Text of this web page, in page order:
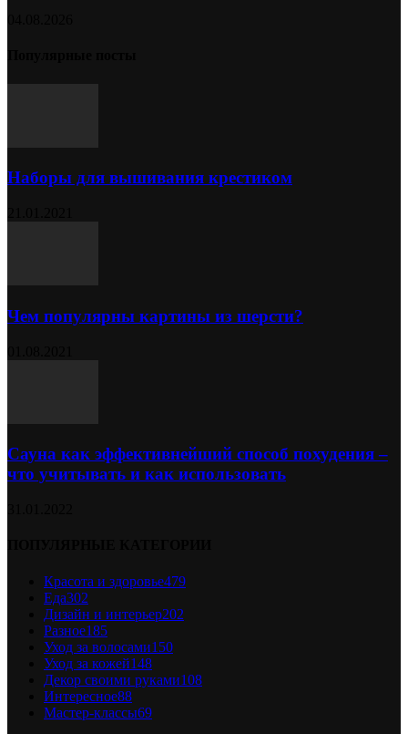
Наборы для вышивания крестиком
Чем популярны картины из шерсти?
Сауна как эффективнейший способ похудения –
что учитывать и как использовать
Красота и здоровье479
Еда302
Дизайн и интерьер202
Разное185
Уход за волосами150
Уход за кожей148
Декор своими руками108
Интересное88
Мастер-классы69